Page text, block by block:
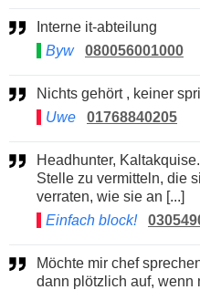
Interne it-abteilung
Byw
080056001000
Nichts gehört , keiner
Uwe
01768840205
Headhunter, Kaltakquise. Versucht, Sie in eine offene
Stelle zu vermitteln, die
verraten, wie sie an [...]
Einfach block!
Möchte mir chef sprechen, ohne vorstellung und co. legt
dann plötzlich auf, wenn